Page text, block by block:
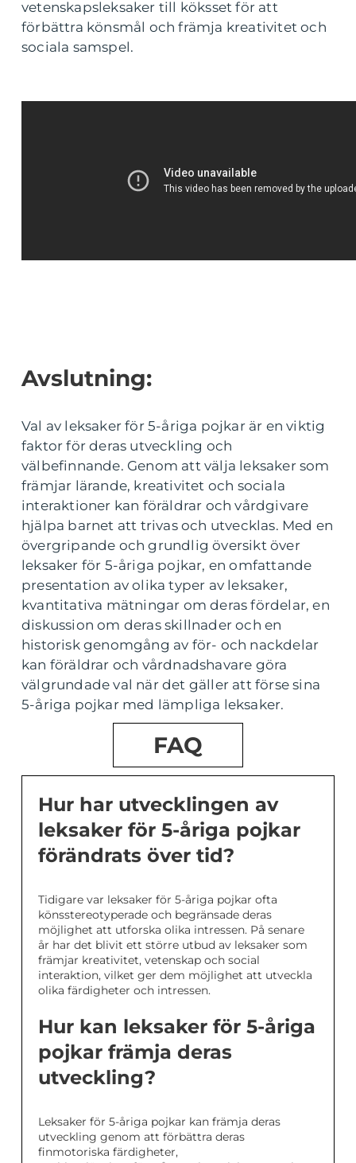
vetenskapsleksaker till köksset för att
förbättra könsmål och främja kreativitet och
sociala samspel.
Avslutning:
Val av leksaker för 5-åriga pojkar är en viktig
faktor för deras utveckling och
välbefinnande. Genom att välja leksaker som
främjar lärande, kreativitet och sociala
interaktioner kan föräldrar och vårdgivare
hjälpa barnet att trivas och utvecklas. Med en
övergripande och grundlig översikt över
leksaker för 5-åriga pojkar, en omfattande
presentation av olika typer av leksaker,
kvantitativa mätningar om deras fördelar, en
diskussion om deras skillnader och en
historisk genomgång av för- och nackdelar
kan föräldrar och vårdnadshavare göra
välgrundade val när det gäller att förse sina
5-åriga pojkar med lämpliga leksaker.
FAQ
Hur har utvecklingen av
leksaker för 5-åriga pojkar
förändrats över tid?
Tidigare var leksaker för 5-åriga pojkar ofta
könsstereotyperade och begränsade deras
möjlighet att utforska olika intressen. På senare
år har det blivit ett större utbud av leksaker som
främjar kreativitet, vetenskap och social
interaktion, vilket ger dem möjlighet att utveckla
olika färdigheter och intressen.
Hur kan leksaker för 5-åriga
pojkar främja deras
utveckling?
Leksaker för 5-åriga pojkar kan främja deras
utveckling genom att förbättra deras
finmotoriska färdigheter,